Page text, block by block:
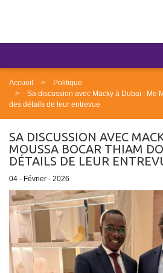
Accueil
Politique
Sa discussion avec Macky à Dubaï : Me
des détails de leur entrevue
SA DISCUSSION AVEC
MOUSSA BOCAR THIAM
DÉTAILS DE LEUR
04 - Février - 2026